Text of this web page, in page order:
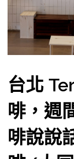
台北
啡，週
啡說說